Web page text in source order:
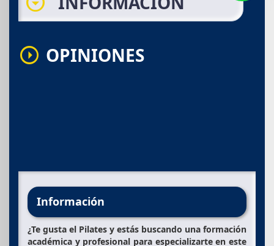
arrow_drop_down_circle OPINIONES
Información
¿Te gusta el Pilates y estás buscando una formación
académica y profesional para especializarte en este